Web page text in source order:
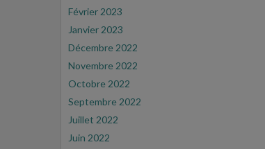
Février 2023
Janvier 2023
Décembre 2022
Novembre 2022
Octobre 2022
Septembre 2022
Juillet 2022
Juin 2022